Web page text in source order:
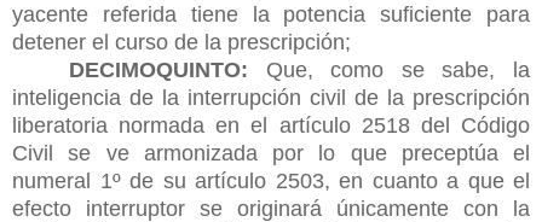
yacente referida tiene la potencia suficiente para
detener el curso de la prescripción;
DECIMOQUINTO: Que, como se sabe, la
inteligencia de la interrupción civil de la prescripción
liberatoria normada en el artículo 2518 del Código
Civil se ve armonizada por lo que preceptúa el
numeral 1º de su artículo 2503, en cuanto a que el
efecto interruptor se originará únicamente con la